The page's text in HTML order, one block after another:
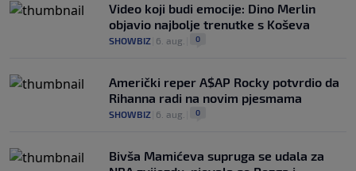
Video koji budi emocije: Dino Merlin
objavio najbolje trenutke s Koševa
SHOWBIZ 6. aug. 0
Američki reper A$AP Rocky potvrdio da
Rihanna radi na novim pjesmama
SHOWBIZ 6. aug. 0
Bivša Mamićeva supruga se udala za